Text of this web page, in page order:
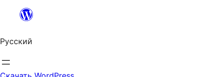
Перейти
содержимому
Русский